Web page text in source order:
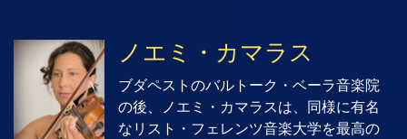
ノエミ・カマラス
ブダペストのバルトーク・ベーラ音楽院
の後、ノエミ・カマラスは、同様に有名
なリスト・フェレンツ音楽大学を最高の